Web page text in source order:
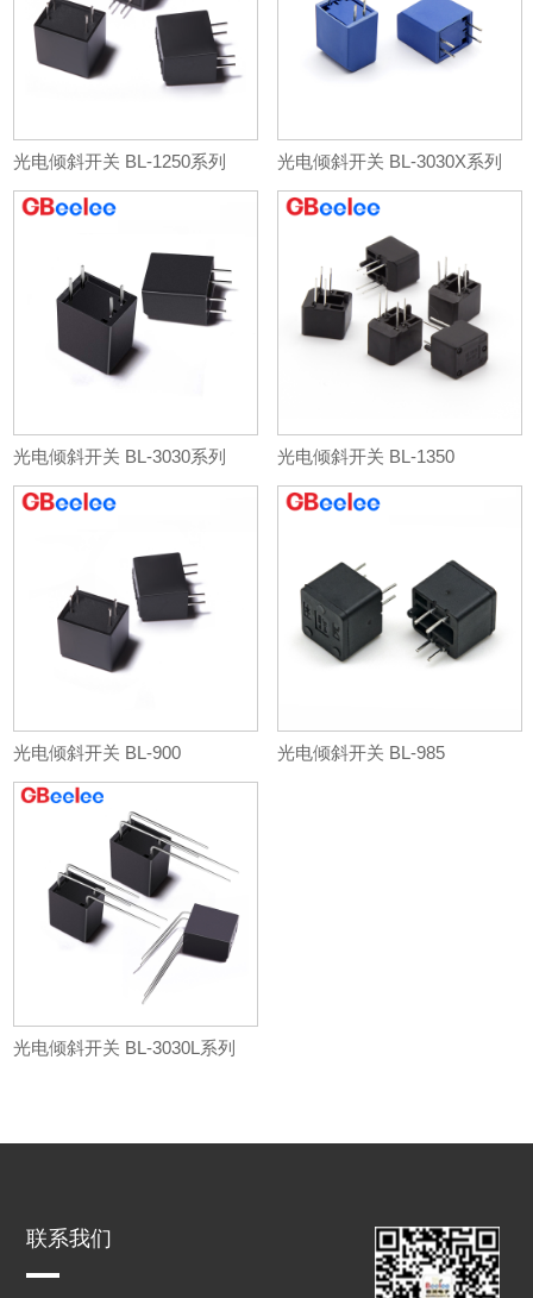
光电倾斜开关 BL-1250系列 光电倾斜开关 BL-3030X系列
光电倾斜开关 BL-3030系列 光电倾斜开关 BL-1350
光电倾斜开关 BL-900 光电倾斜开关 BL-985
光电倾斜开关 BL-3030L系列
联系我们